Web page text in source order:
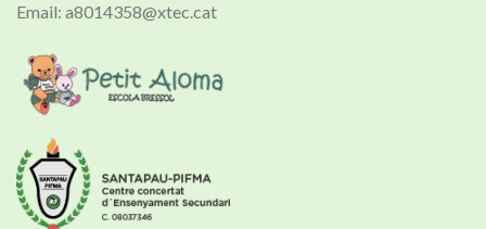
Email: a8014358@xtec.cat